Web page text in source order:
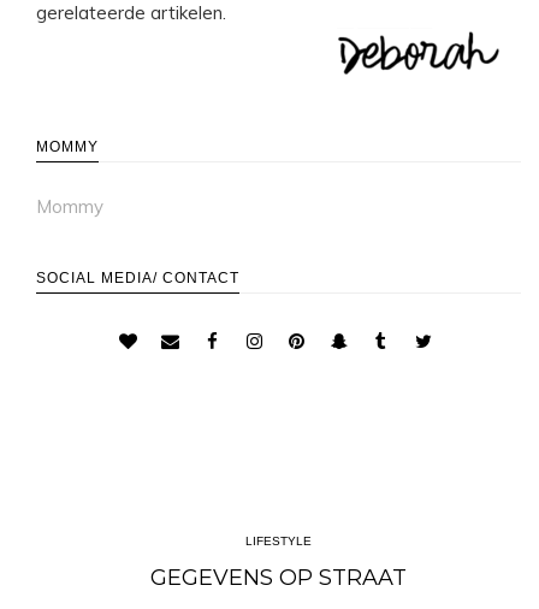
gerelateerde artikelen.
MOMMY
Mommy
SOCIAL MEDIA/ CONTACT
LIFESTYLE
GEGEVENS OP STRAAT